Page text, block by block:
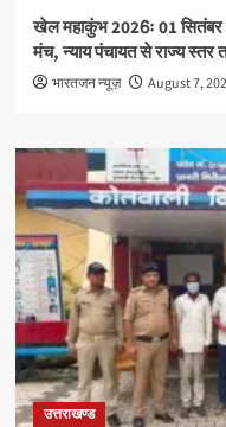
खेल महाकुंभ 2026ः 01 सितंबर
मंच, न्याय पंचायत से राज्य स्तर
भारतजन न्यूज़ August 7,
उत्तराखण्ड